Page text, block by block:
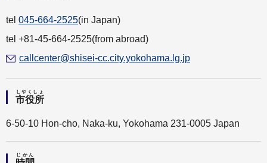
tel 045-664-2525(in Japan)
tel +81-45-664-2525(from abroad)
callcenter@shisei-cc.city.yokohama.lg.jp
市役所
しやくしょ
6-50-10 Hon-cho, Naka-ku, Yokohama 231-0005 Japan
じかん